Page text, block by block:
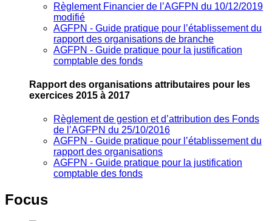
Règlement Financier de l’AGFPN du 10/12/2019
modifié
AGFPN ‐ Guide pratique pour l’établissement du
rapport des organisations de branche
AGFPN ‐ Guide pratique pour la justification
comptable des fonds
Rapport des organisations attributaires pour les
exercices 2015 à 2017
Règlement de gestion et d’attribution des Fonds
de l’AGFPN du 25/10/2016
AGFPN ‐ Guide pratique pour l’établissement du
rapport des organisations
AGFPN ‐ Guide pratique pour la justification
comptable des fonds
Focus